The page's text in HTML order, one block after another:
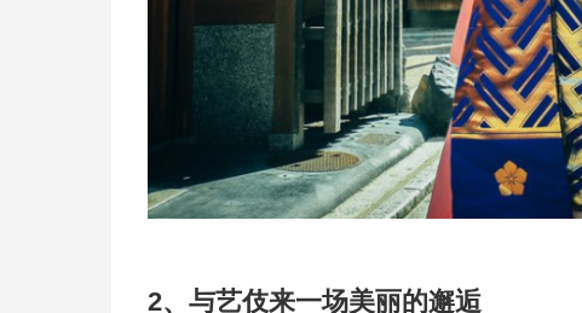
2、与艺伎来一场美丽的邂逅